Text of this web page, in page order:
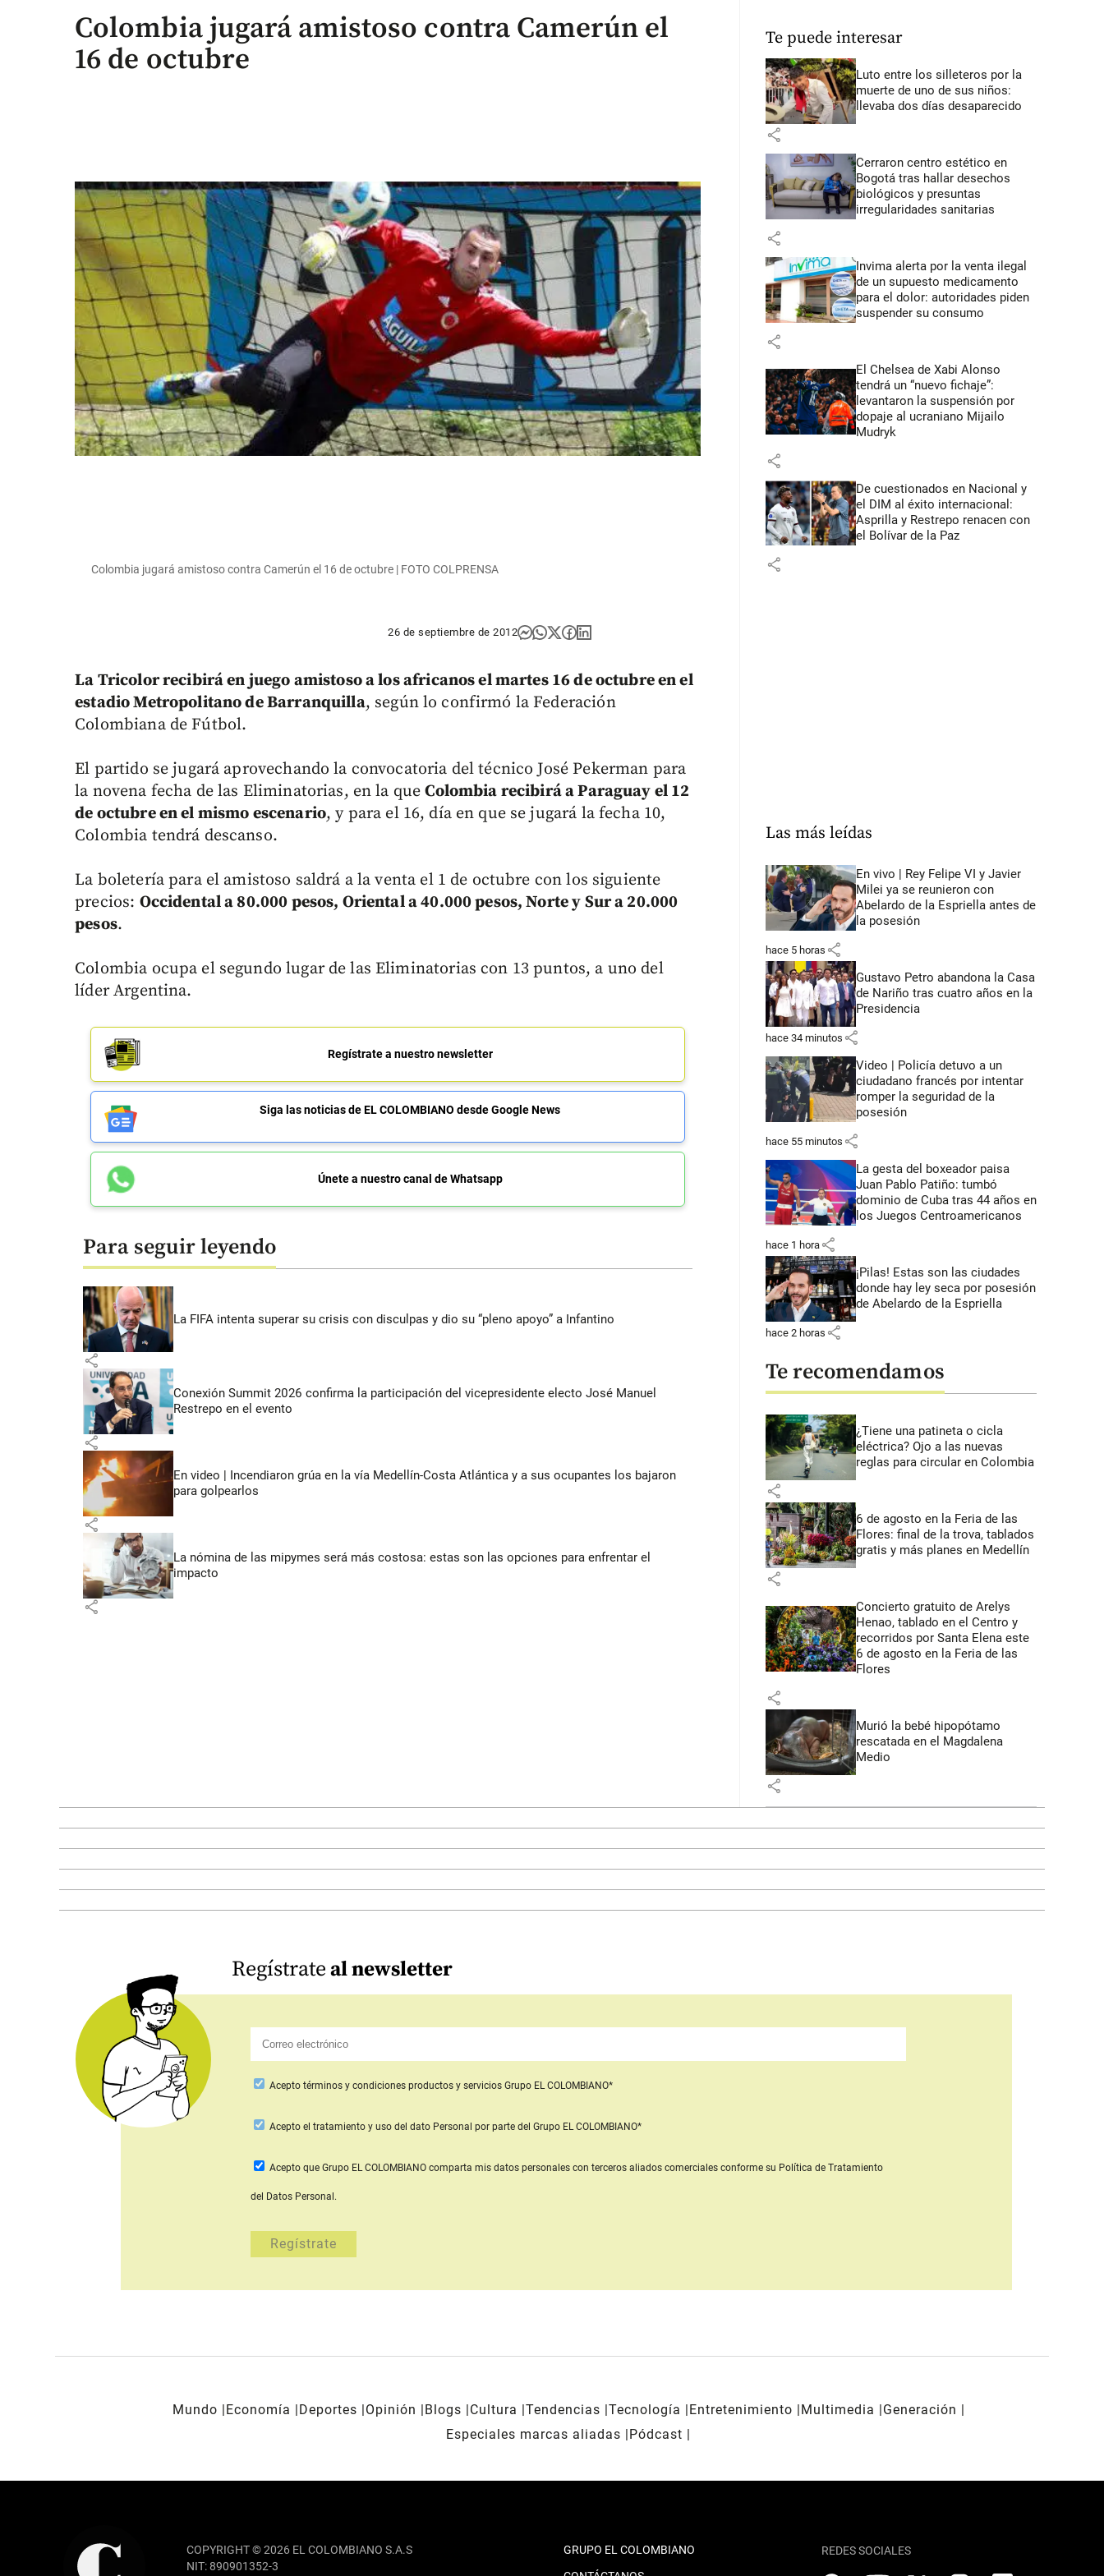
Colombia jugará amistoso contra Camerún el
16 de octubre
Colombia jugará amistoso contra Camerún el 16 de octubre | FOTO COLPRENSA
26 de septiembre de 2012
La Tricolor recibirá en juego amistoso a los africanos el martes 16 de octubre en el
estadio Metropolitano de Barranquilla, según lo confirmó la Federación
Colombiana de Fútbol.
El partido se jugará aprovechando la convocatoria del técnico José Pekerman para
la novena fecha de las Eliminatorias, en la queColombia recibirá a Paraguay el 12
de octubre en el mismo escenario, y para el 16, día en que se jugará la fecha 10,
Colombia tendrá descanso.
La boletería para el amistoso saldrá a la venta el 1 de octubre con los siguiente
precios: Occidental a 80.000 pesos, Oriental a 40.000 pesos, Norte y Sur a 20.000
pesos.
Colombia ocupa el segundo lugar de las Eliminatorias con 13 puntos, a uno del
líder Argentina.
Regístrate a nuestro newsletter
Siga las noticias de EL COLOMBIANO desde Google News
Únete a nuestro canal de Whatsapp
Para seguir leyendo
La FIFA intenta superar su crisis con disculpas y dio su “pleno apoyo” a Infantino
share
Conexión Summit 2026 confirma la participación del vicepresidente electo José Manuel
Restrepo en el evento
share
En video | Incendiaron grúa en la vía Medellín-Costa Atlántica y a sus ocupantes los bajaron
para golpearlos
share
La nómina de las mipymes será más costosa: estas son las opciones para enfrentar el
impacto
share
Te puede interesar
Luto entre los silleteros por la
muerte de uno de sus niños:
llevaba dos días desaparecido
share
Cerraron centro estético en
Bogotá tras hallar desechos
biológicos y presuntas
irregularidades sanitarias
share
Invima alerta por la venta ilegal
de un supuesto medicamento
para el dolor: autoridades piden
suspender su consumo
share
El Chelsea de Xabi Alonso
tendrá un “nuevo fichaje”:
levantaron la suspensión por
dopaje al ucraniano Mijailo
Mudryk
share
De cuestionados en Nacional y
el DIM al éxito internacional:
Asprilla y Restrepo renacen con
el Bolívar de la Paz
share
Las más leídas
En vivo | Rey Felipe VI y Javier
Milei ya se reunieron con
Abelardo de la Espriella antes de
la posesión
hace 5 horas share
Gustavo Petro abandona la Casa
de Nariño tras cuatro años en la
Presidencia
hace 34 minutos share
Video | Policía detuvo a un
ciudadano francés por intentar
romper la seguridad de la
posesión
hace 55 minutos share
La gesta del boxeador paisa
Juan Pablo Patiño: tumbó
dominio de Cuba tras 44 años en
los Juegos Centroamericanos
hace 1 hora share
¡Pilas! Estas son las ciudades
donde hay ley seca por posesión
de Abelardo de la Espriella
hace 2 horas share
Te recomendamos
¿Tiene una patineta o cicla
eléctrica? Ojo a las nuevas
reglas para circular en Colombia
share
6 de agosto en la Feria de las
Flores: final de la trova, tablados
gratis y más planes en Medellín
share
Concierto gratuito de Arelys
Henao, tablado en el Centro y
recorridos por Santa Elena este
6 de agosto en la Feria de las
Flores
share
Murió la bebé hipopótamo
rescatada en el Magdalena
Medio
share
Regístrateal newsletter
Acepto términos y condiciones productos y servicios Grupo EL COLOMBIANO*
Aceptoel tratamiento y uso del dato Personal por parte del Grupo EL COLOMBIANO*
Acepto que Grupo EL COLOMBIANO comparta mis datos personales con terceros aliados comercialesconforme su Política de Tratamiento
del Datos Personal.
Mundo Economía Deportes Opinión Blogs Cultura Tendencias Tecnología Entretenimiento Multimedia
Generación
Especiales marcas aliadas
Pódcast
COPYRIGHT © 2026 EL COLOMBIANO S.A.S
NIT: 890901352-3
GRUPO EL COLOMBIANO
REDES SOCIALES